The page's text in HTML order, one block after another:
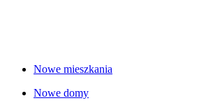
Nowe mieszkania
Nowe domy